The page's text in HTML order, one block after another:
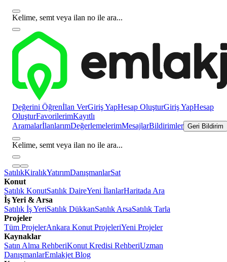
Kelime, semt veya ilan no ile ara...
Değerini Öğrenİlan VerGiriş YapHesap OluşturGiriş YapHesap
OluşturFavorilerimKayıtlı
AramalarİlanlarımDeğerlemelerimMesajlarBildirimler Geri Bildirim
Kelime, semt veya ilan no ile ara...
SatılıkKiralıkYatırımDanışmanlarSat
Konut
Satılık KonutSatılık DaireYeni İlanlarHaritada Ara
İş Yeri & Arsa
Satılık İş YeriSatılık DükkanSatılık ArsaSatılık Tarla
Projeler
Tüm ProjelerAnkara Konut ProjeleriYeni Projeler
Kaynaklar
Satın Alma RehberiKonut Kredisi RehberiUzman
DanışmanlarEmlakjet Blog